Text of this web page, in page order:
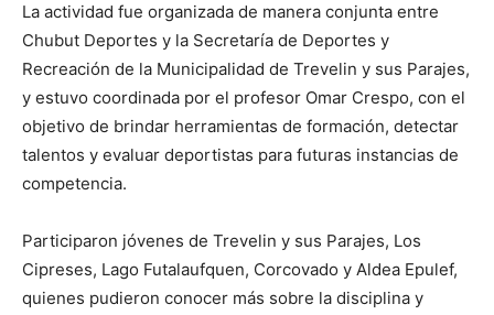
La actividad fue organizada de manera conjunta entre
Chubut Deportes y la Secretaría de Deportes y
Recreación de la Municipalidad de Trevelin y sus Parajes,
y estuvo coordinada por el profesor Omar Crespo, con el
objetivo de brindar herramientas de formación, detectar
talentos y evaluar deportistas para futuras instancias de
competencia.
Participaron jóvenes de Trevelin y sus Parajes, Los
Cipreses, Lago Futalaufquen, Corcovado y Aldea Epulef,
quienes pudieron conocer más sobre la disciplina y